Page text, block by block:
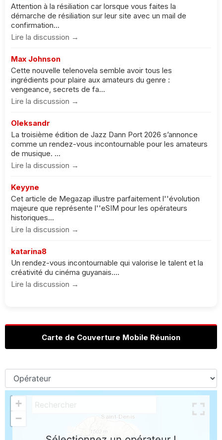
Attention à la résiliation car lorsque vous faites la
démarche de résiliation sur leur site avec un mail de
confirmation...
Lire la discussion →
Max Johnson
Cette nouvelle telenovela semble avoir tous les
ingrédients pour plaire aux amateurs du genre :
vengeance, secrets de fa...
Lire la discussion →
Oleksandr
La troisième édition de Jazz Dann Port 2026 s’annonce
comme un rendez-vous incontournable pour les amateurs
de musique. ...
Lire la discussion →
Keyyne
Cet article de Megazap illustre parfaitement l''évolution
majeure que représente l''eSIM pour les opérateurs
historiques...
Lire la discussion →
katarina8
Un rendez-vous incontournable qui valorise le talent et la
créativité du cinéma guyanais....
Lire la discussion →
Carte de Couverture Mobile Réunion